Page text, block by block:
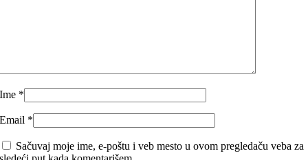
Ime *
Email *
Sačuvaj moje ime, e-poštu i veb mesto u ovom pregledaču veba za